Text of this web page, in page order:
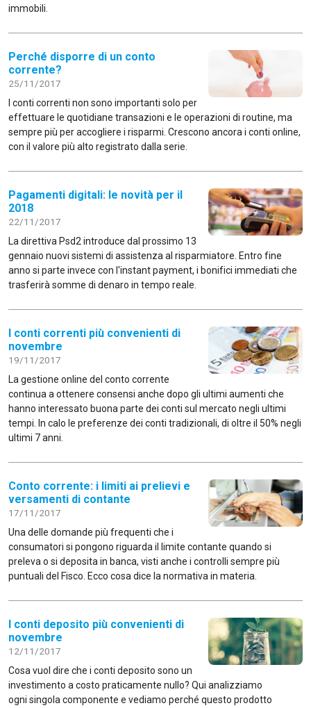
immobili.
Perché disporre di un conto
corrente?
25/11/2017
I conti correnti non sono importanti solo per
effettuare le quotidiane transazioni e le operazioni di routine, ma
sempre più per accogliere i risparmi. Crescono ancora i conti online,
con il valore più alto registrato dalla serie.
Pagamenti digitali: le novità per il
2018
22/11/2017
La direttiva Psd2 introduce dal prossimo 13
gennaio nuovi sistemi di assistenza al risparmiatore. Entro fine
anno si parte invece con l'instant payment, i bonifici immediati che
trasferirà somme di denaro in tempo reale.
I conti correnti più convenienti di
novembre
19/11/2017
La gestione online del conto corrente
continua a ottenere consensi anche dopo gli ultimi aumenti che
hanno interessato buona parte dei conti sul mercato negli ultimi
tempi. In calo le preferenze dei conti tradizionali, di oltre il 50% negli
ultimi 7 anni.
Conto corrente: i limiti ai prelievi e
versamenti di contante
17/11/2017
Una delle domande più frequenti che i
consumatori si pongono riguarda il limite contante quando si
preleva o si deposita in banca, visti anche i controlli sempre più
puntuali del Fisco. Ecco cosa dice la normativa in materia.
I conti deposito più convenienti di
novembre
12/11/2017
Cosa vuol dire che i conti deposito sono un
investimento a costo praticamente nullo? Qui analizziamo
ogni singola componente e vediamo perché questo prodotto